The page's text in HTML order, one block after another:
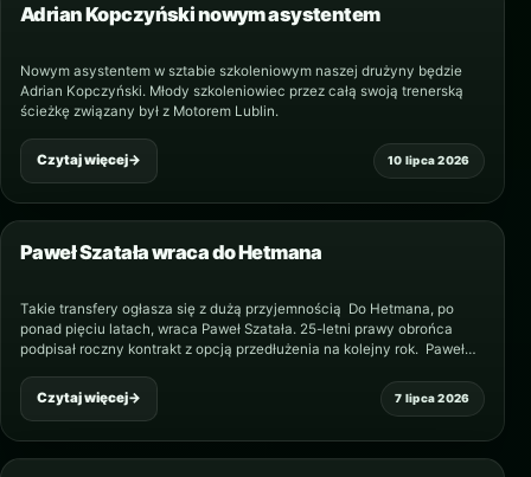
10 lipca 2026
Adrian Kopczyński nowym asystentem
Nowym asystentem w sztabie szkoleniowym naszej drużyny będzie
Adrian Kopczyński. Młody szkoleniowiec przez całą swoją trenerską
ścieżkę związany był z Motorem Lublin.
Czytaj więcej→
7 lipca 2026
Paweł Szatała wraca do Hetmana
Takie transfery ogłasza się z dużą przyjemnością Do Hetmana, po
ponad pięciu latach, wraca Paweł Szatała. 25-letni prawy obrońca
podpisał roczny kontrakt z opcją przedłużenia na kolejny rok. Paweł
Czytaj więcej→